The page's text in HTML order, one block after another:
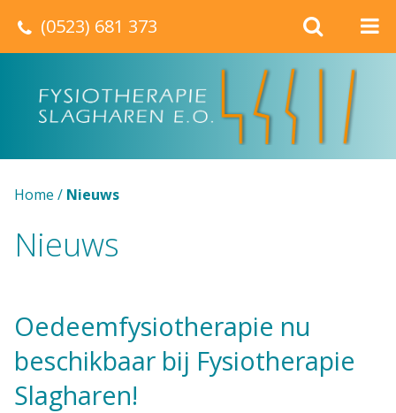
(0523) 681 373
Home / Nieuws
Nieuws
Oedeemfysiotherapie nu
beschikbaar bij Fysiotherapie
Slagharen!